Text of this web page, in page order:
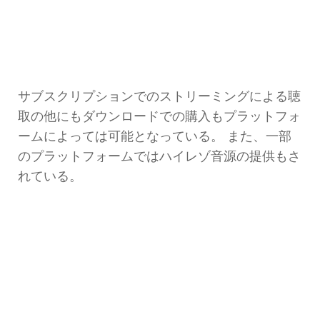
サブスクリプションでのストリーミングによる聴
取の他にもダウンロードでの購入もプラットフォ
ームによっては可能となっている。 また、一部
のプラットフォームではハイレゾ音源の提供もさ
れている。